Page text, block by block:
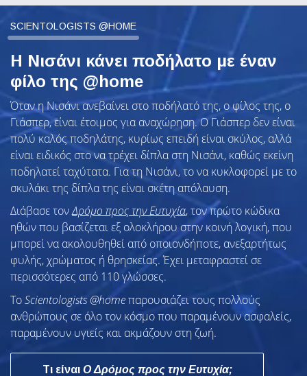
SCIENTOLOGISTS @HOME
Η Νισάνι κάνει ποδήλατο με έναν
φίλο της @home
Όταν η Νισάνι ανεβαίνει στο ποδήλατό της, ο φίλος της, ο
Γιάσπερ, είναι έτοιμος για αναχώρηση. Ο Γιάσπερ δεν είναι
πολύ καλός ποδηλάτης, κυρίως επειδή είναι σκύλος, αλλά
είναι ειδικός στο να τρέχει δίπλα στη Νισάνι, καθώς εκείνη
ποδηλατεί ταχύτατα. Για τη Νισάνι, το να κυκλοφορεί με το
σκυλάκι της δίπλα της είναι σκέτη απόλαυση.
Διάβασε τονΔρόμο προς την Ευτυχία, τον πρώτο κώδικα
ηθών που βασίζεται εξ ολοκλήρου στην κοινή λογική, που
μπορεί να ακολουθηθεί από οποιονδήποτε, ανεξαρτήτως
φυλής, χρώματος ή θρησκείας. Έχει μεταφραστεί σε
περισσότερες από 110 γλώσσες.
ToScientologists @homeπαρουσιάζει τους πολλούς
ανθρώπους σε όλο τον κόσμο που παραμένουν ασφαλείς,
παραμένουν υγιείς και ακμάζουν στη ζωή.
Τι είναι Ο Δρόμος προς την Ευτυχία;